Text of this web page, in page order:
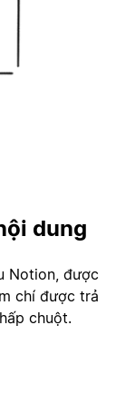
dung
Notion, được
chí được trả
chuột.